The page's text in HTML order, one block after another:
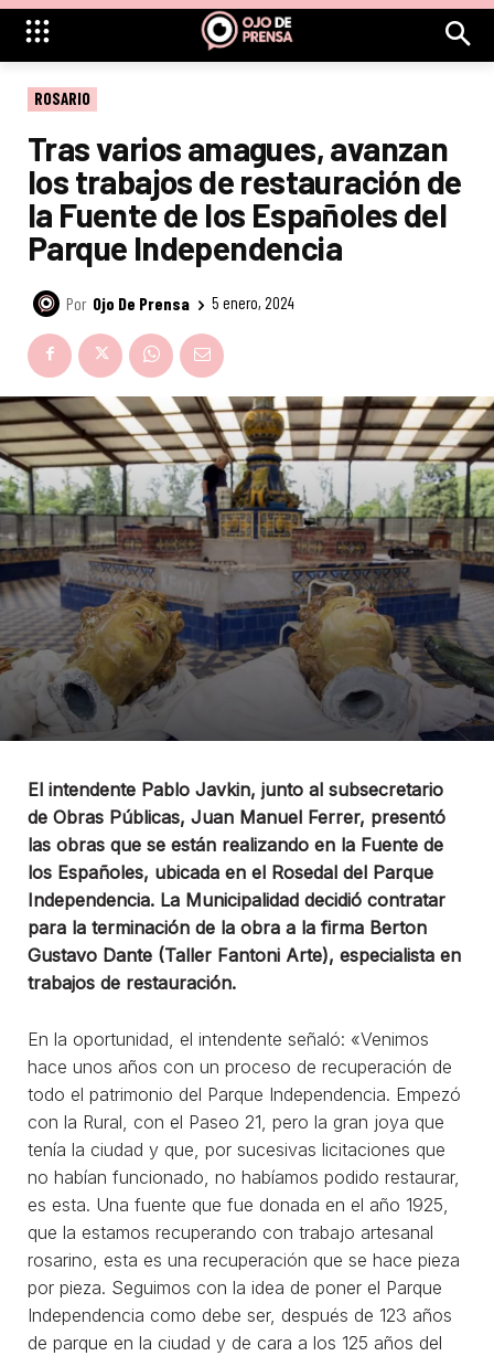
ROSARIO
Tras varios amagues, avanzan
los trabajos de restauración de
la Fuente de los Españoles del
Parque Independencia
Por Ojo De Prensa 5 enero, 2024
El intendente Pablo Javkin, junto al subsecretario
de Obras Públicas, Juan Manuel Ferrer, presentó
las obras que se están realizando en la Fuente de
los Españoles, ubicada en el Rosedal del Parque
Independencia. La Municipalidad decidió contratar
para la terminación de la obra a la firma Berton
Gustavo Dante (Taller Fantoni Arte), especialista en
trabajos de restauración.
En la oportunidad, el intendente señaló: «Venimos
hace unos años con un proceso de recuperación de
todo el patrimonio del Parque Independencia. Empezó
con la Rural, con el Paseo 21, pero la gran joya que
tenía la ciudad y que, por sucesivas licitaciones que
no habían funcionado, no habíamos podido restaurar,
es esta. Una fuente que fue donada en el año 1925,
que la estamos recuperando con trabajo artesanal
rosarino, esta es una recuperación que se hace pieza
por pieza. Seguimos con la idea de poner el Parque
Independencia como debe ser, después de 123 años
de parque en la ciudad y de cara a los 125 años del